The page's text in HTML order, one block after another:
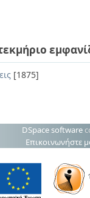
[1875]
DSpace software
Επικοινωνήστε